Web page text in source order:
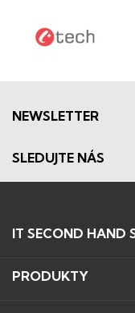
NEWSLETTER
SLEDUJTE NÁS
IT SECOND HAND
PRODUKTY